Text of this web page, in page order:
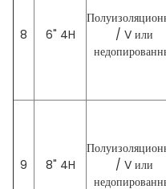
8 6" 4H
/ V или
9 8" 4H
/ V или